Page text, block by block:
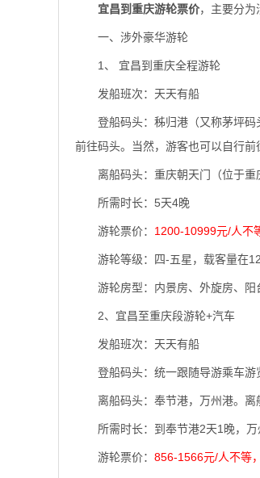
宜昌到重庆游轮票价，主要分为
一、涉外豪华游轮
1、 宜昌到重庆全程游轮
发船班次：天天有船
登船码头：秭归港（又称茅坪
前往码头。当然，游客也可以自行前
离船码头：重庆朝天门（位于重
所需时长：5天4晚
游轮票价： 1200-10999元/人不
游轮等级：四-五星，载客量在
游轮房型：内景房、外旋房、
2、宜昌至重庆段游轮+汽车
发船班次：天天有船
登船码头：统一跟随导游乘车游
离船码头：奉节港，万州港。
所需时长：到奉节港2天1晚，
游轮票价： 856-1566元/人不等